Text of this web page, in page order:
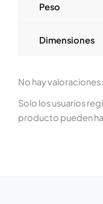
Peso
Dimensiones
No hay valoraciones
Solo los usuarios
producto pueden